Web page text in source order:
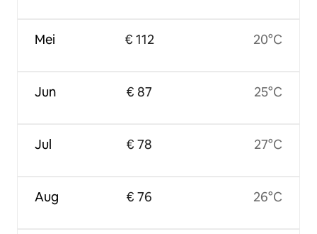
Mei
Jun
Jul
Aug
€ 112
€ 87
€ 78
€ 76
20°C
25°C
27°C
26°C